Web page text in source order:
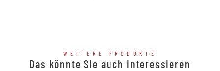
WEITERE PRODUKTE
Das könnte Sie auch interessieren